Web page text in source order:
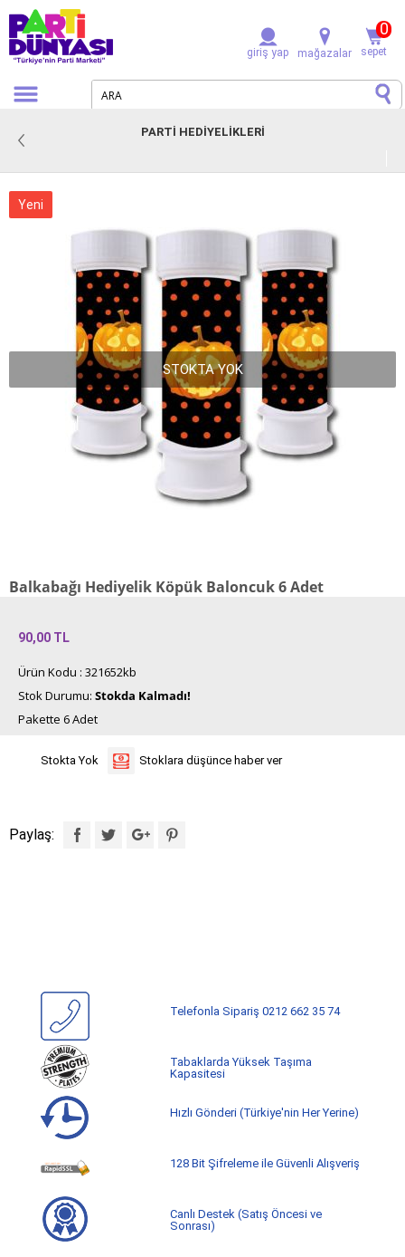
giriş yap mağazalar sepet
0
PARTI HEDIYELIKLERI
Yeni
STOKTA YOK
Balkabağı Hediyelik Köpük Baloncuk 6 Adet
90,00 TL
Ürün Kodu : 321652kb
Stok Durumu: Stokda Kalmadı!
Pakette 6 Adet
Stokta Yok Stoklara düşünce haber ver
Paylaş:
Telefonla Sipariş 0212 662 35 74
Tabaklarda Yüksek Taşıma
Kapasitesi
Hızlı Gönderi (Türkiye'nin Her Yerine)
128 Bit Şifreleme ile Güvenli Alışveriş
Canlı Destek (Satış Öncesi ve
Sonrası)